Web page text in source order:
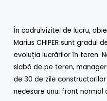
În cadrulvizitei de lucru,
Marius CHIPER sunt gradul
evoluția lucrărilor în teren.
slabă de pe teren,
de 30 de zile
necesare unui front normal